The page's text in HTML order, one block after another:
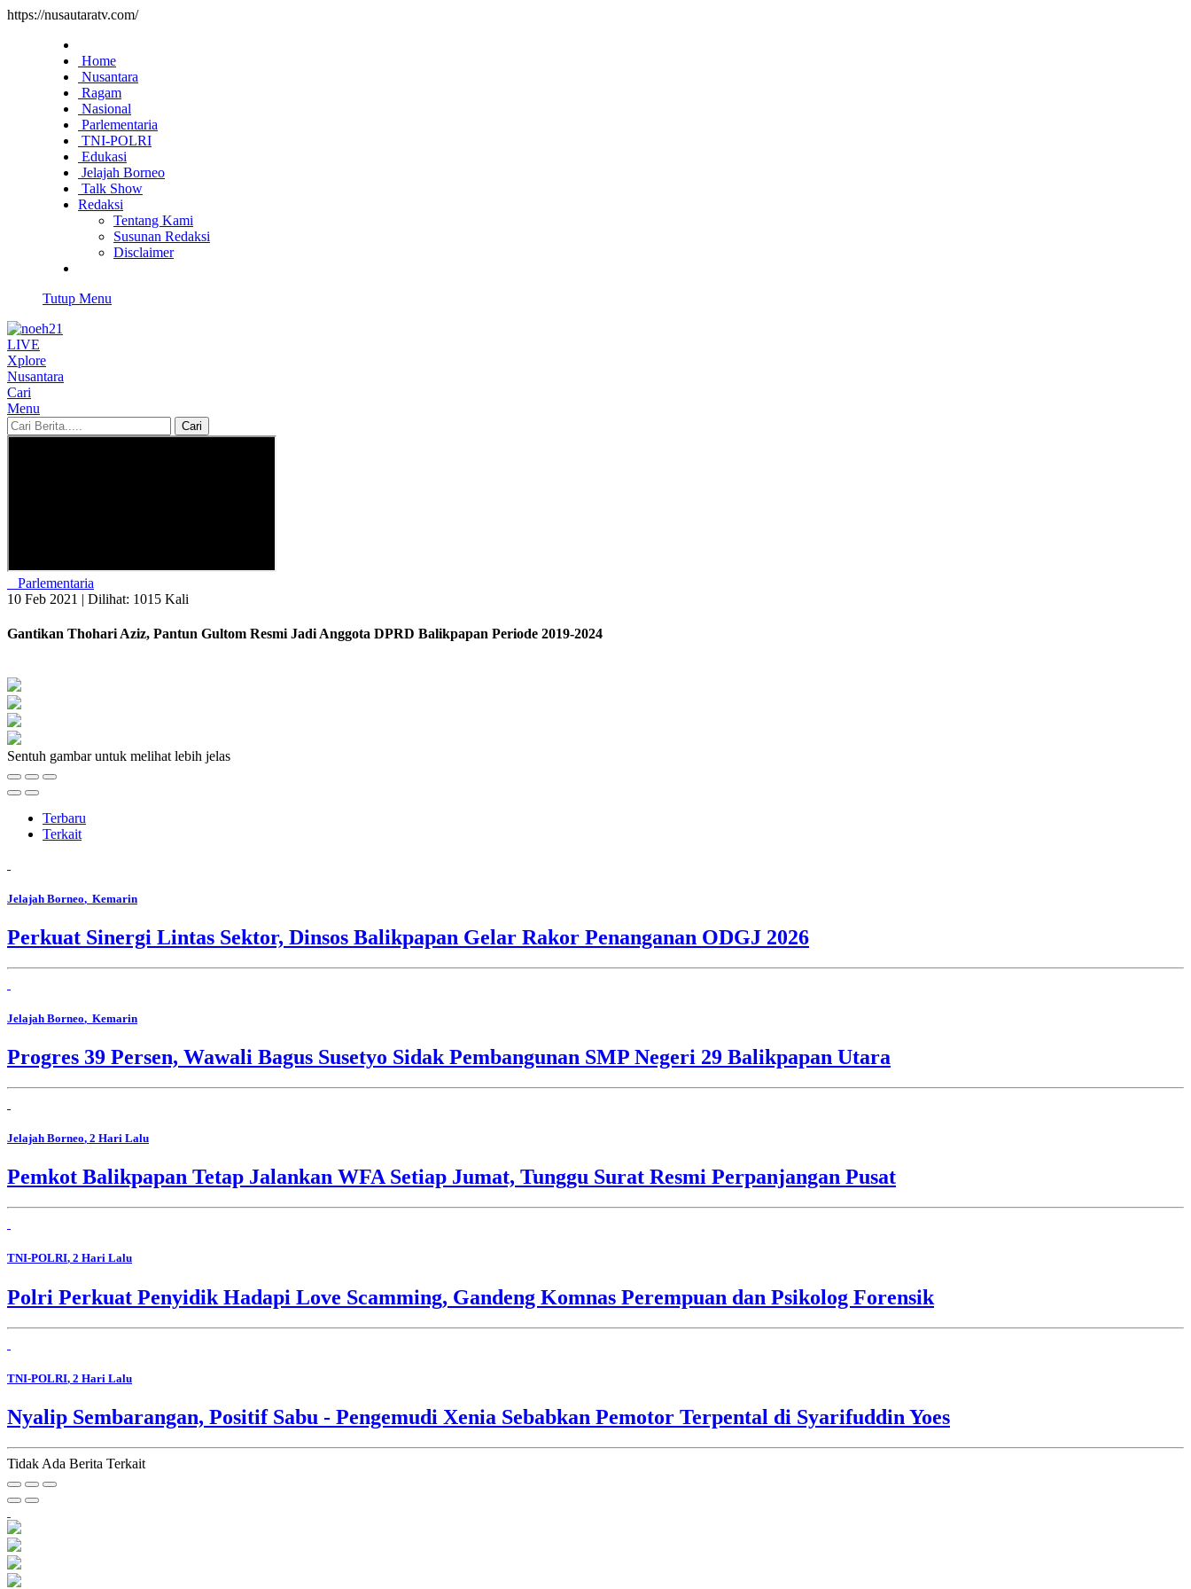
https://nusautaratv.com/
Home
Nusantara
Ragam
Nasional
Parlementaria
TNI-POLRI
Edukasi
Jelajah Borneo
Talk Show
Redaksi
Tentang Kami
Susunan Redaksi
Disclaimer
Tutup Menu
LIVE
Xplore
Nusantara
Cari
Menu
Cari
Parlementaria
10 Feb 2021 | Dilihat: 1015 Kali
Gantikan Thohari Aziz, Pantun Gultom Resmi Jadi Anggota DPRD Balikpapan Periode 2019-2024
Sentuh gambar untuk melihat lebih jelas
Terbaru
Terkait
Jelajah Borneo, Kemarin
Perkuat Sinergi Lintas Sektor, Dinsos Balikpapan Gelar Rakor Penanganan ODGJ 2026
Jelajah Borneo, Kemarin
Progres 39 Persen, Wawali Bagus Susetyo Sidak Pembangunan SMP Negeri 29 Balikpapan Utara
Jelajah Borneo, 2 Hari Lalu
Pemkot Balikpapan Tetap Jalankan WFA Setiap Jumat, Tunggu Surat Resmi Perpanjangan Pusat
TNI-POLRI, 2 Hari Lalu
Polri Perkuat Penyidik Hadapi Love Scamming, Gandeng Komnas Perempuan dan Psikolog Forensik
TNI-POLRI, 2 Hari Lalu
Nyalip Sembarangan, Positif Sabu - Pengemudi Xenia Sebabkan Pemotor Terpental di Syarifuddin Yoes
Tidak Ada Berita Terkait